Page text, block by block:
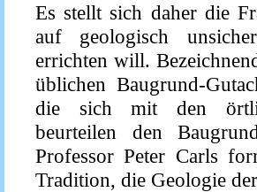
Es stellt sich daher die
auf geologisch
errichten will.
üblichen Baugrund-
die sich mit den
beurteilen den
Professor Peter Carls
Tradition, die Geologie